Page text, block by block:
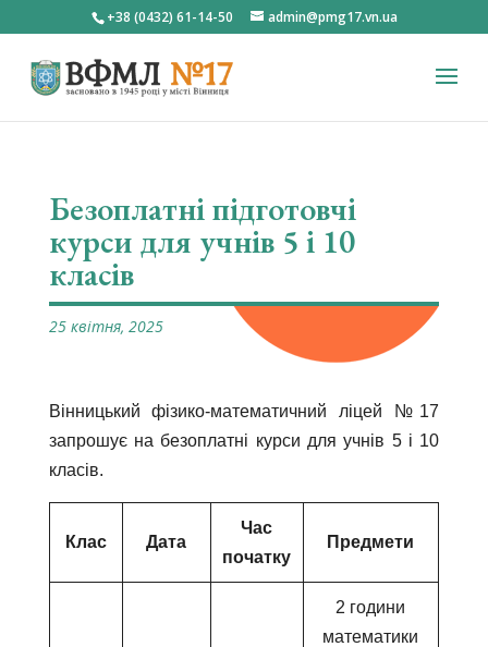
+38 (0432) 61-14-50 admin@pmg17.vn.ua
Безоплатні підготовчі
курси для учнів 5 і 10
класів
25 квітня, 2025
Вінницький фізико-математичний ліцей №17
запрошує на безоплатні курси для учнів 5 і 10
класів.
Клас Дата
Час
початку
Предмети
2 години
математики